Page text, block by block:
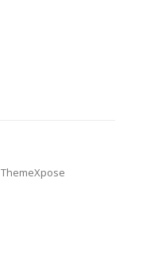
ThemeXpose